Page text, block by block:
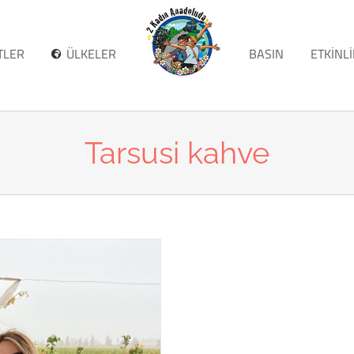
ÜLKELER BASIN
Tarsusi kahve